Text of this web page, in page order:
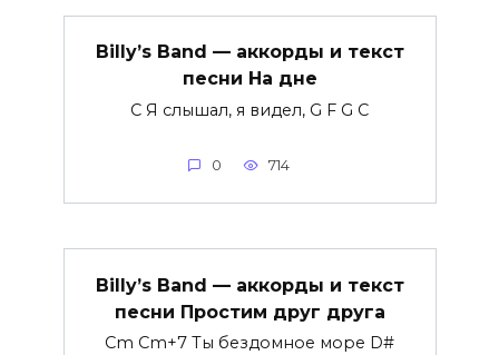
Billy’s Band — аккорды и текст
песни На дне
C Я слышал, я видел, G F G C
0 714
Billy’s Band — аккорды и текст
песни Простим друг друга
Cm Cm+7 Ты бездомное море D#